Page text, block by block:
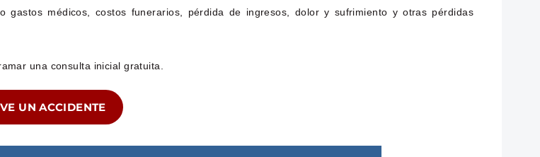
médicos, costos funerarios, pérdida de ingresos, dolor y sufrimiento y otras pérdidas
una consulta inicial gratuita.
UN ACCIDENTE